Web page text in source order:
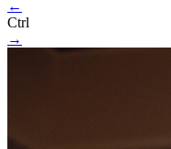
←
Ctrl
→